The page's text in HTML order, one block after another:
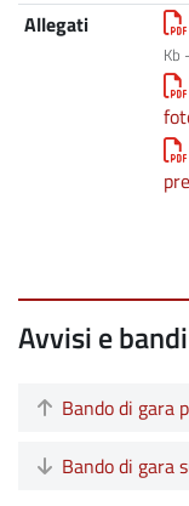
Allegati
Kb -
Avvisi e bandi
Bando di gara
Bando di gara